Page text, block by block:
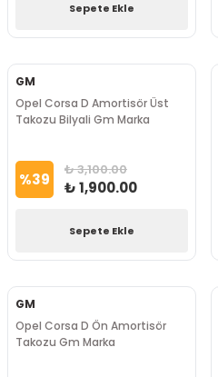
Sepete Ekle
GM
Opel Corsa D Amortisör Üst
Takozu Bilyali Gm Marka
%39 ₺ 3,100.00
₺ 1,900.00
Sepete Ekle
GM
Opel Corsa D Ön Amortisör
Takozu Gm Marka